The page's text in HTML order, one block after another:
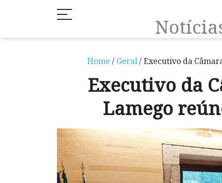
Home / Geral/ Executivo da
Executivo da
Lamego